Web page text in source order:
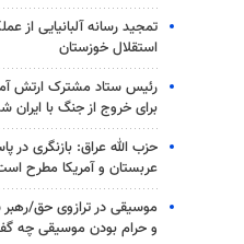
تمجید رسانه آلبانیایی از
استقلال خوزستان
رئیس ستاد مشترک ارتش
برای خروج از جنگ با ایران
حزب الله عراق: بازنگری در
عربستان و آمریکا مطرح
موسیقی در ترازوی حق/رهبر
و حرام بودن موسیقی چه